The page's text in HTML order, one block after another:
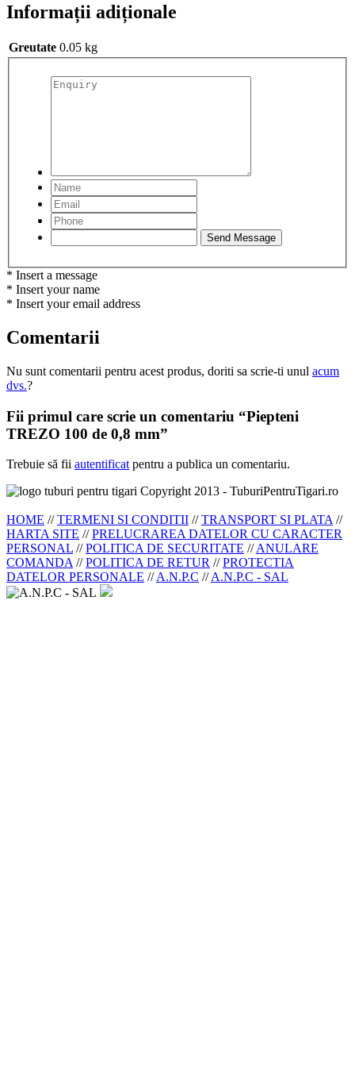
Informații adiționale
Greutate 0.05 kg
* Insert a message
* Insert your name
* Insert your email address
Comentarii
Nu sunt comentarii pentru acest produs, doriti sa scrie-ti unul acum
dvs.?
Fii primul care scrie un comentariu “Piepteni
TREZO 100 de 0,8 mm”
Trebuie să fii autentificat pentru a publica un comentariu.
Copyright 2013 - TuburiPentruTigari.ro
HOME //TERMENI SI CONDITII //TRANSPORT SI PLATA //
HARTA SITE //PRELUCRAREA DATELOR CU CARACTER
PERSONAL //POLITICA DE SECURITATE //ANULARE
COMANDA //POLITICA DE RETUR //PROTECTIA
DATELOR PERSONALE //A.N.P.C //A.N.P.C - SAL